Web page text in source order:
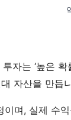
투자는 ‘높은
자산을 만듭
며, 실제 수